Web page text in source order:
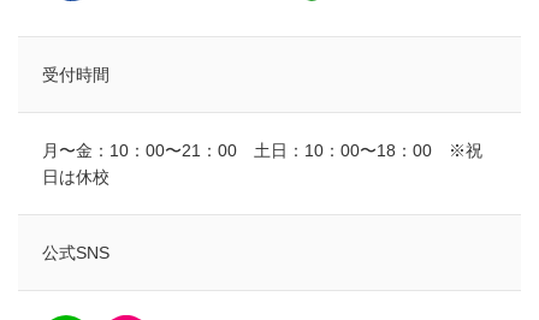
受付時間
月〜金：10：00〜21：00 土日：10：00〜18：00 ※祝
日は休校
公式SNS